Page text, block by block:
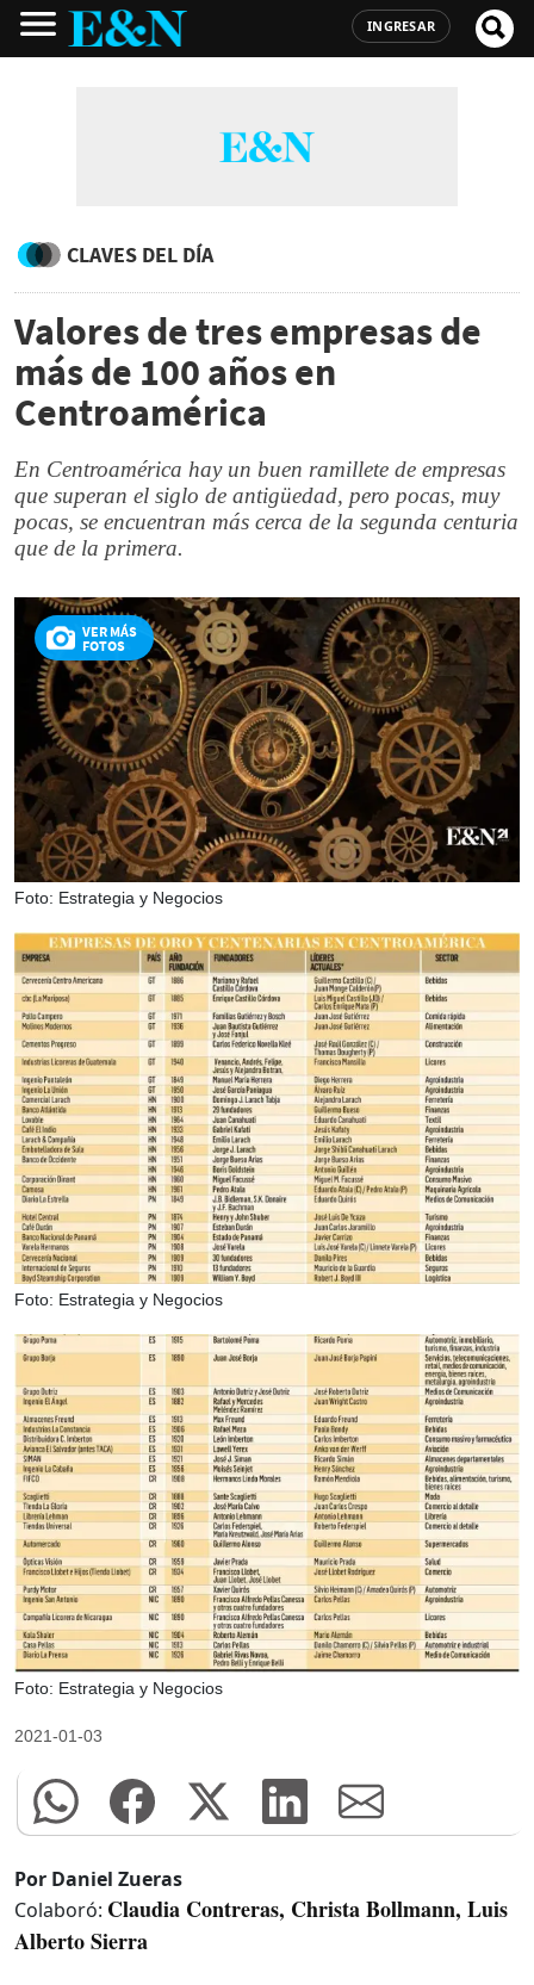
INGRESAR
CLAVES DEL DÍA
Valores de tres empresas de
más de 100 años en
Centroamérica
En Centroamérica hay un buen ramillete de empresas
que superan el siglo de antigüedad, pero pocas, muy
pocas, se encuentran más cerca de la segunda centuria
que de la primera.
VER MÁS
FOTOS
Foto: Estrategia y Negocios
Foto: Estrategia y Negocios
Foto: Estrategia y Negocios
2021-01-03
Por Daniel Zueras
Colaboró: Claudia Contreras, Christa Bollmann, Luis
Alberto Sierra